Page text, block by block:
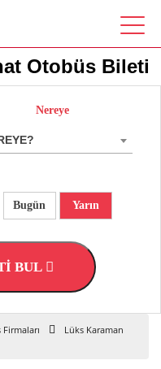
Otobüs Bileti
Nereye
Bugün Yarın
BUL
Lüks Karaman